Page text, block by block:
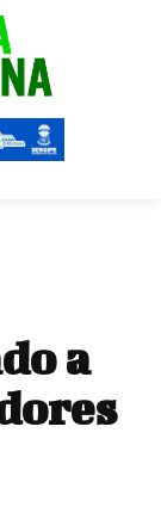
a